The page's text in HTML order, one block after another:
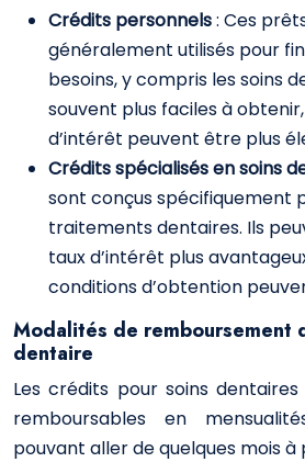
Crédits personnels: Ces
généralement utilisés pour
besoins, y compris les soins
souvent plus faciles à
d’intérêt peuvent être plus
Crédits spécialisés en soins
sont conçus spécifiquement
traitements dentaires. Ils
taux d’intérêt plus
conditions d’obtention
Modalités de remboursement
dentaire
Les crédits pour soins
remboursables en
pouvant aller de quelques mois à